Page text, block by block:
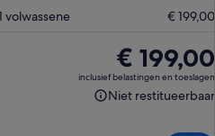
volwassene
€ 199,00
De
prijs
is
€ 199,00
inclusief belastingen en toeslagen
Niet restitueerbaar
Niet